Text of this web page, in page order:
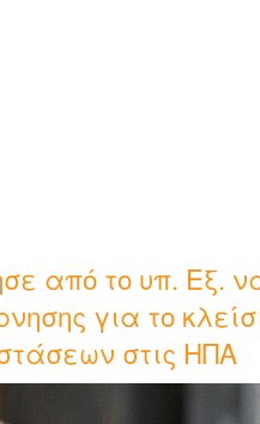
από το υπ. Εξ.
για το
στις ΗΠΑ